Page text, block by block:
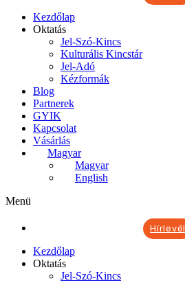
Kezdőlap
Oktatás
Jel-Szó-Kincs
Kulturális Kincstár
Jel-Adó
Kézformák
Blog
Partnerek
GYIK
Kapcsolat
Vásárlás
Magyar
Magyar
English
Menü
Hírlevél
Kezdőlap
Oktatás
Jel-Szó-Kincs